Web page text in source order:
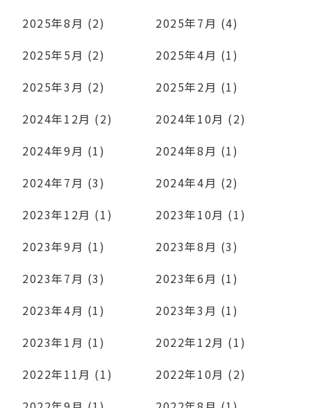
2025年8月 (2)
2025年7月 (4)
2025年5月 (2)
2025年4月 (1)
2025年3月 (2)
2025年2月 (1)
2024年12月 (2)
2024年10月 (2)
2024年9月 (1)
2024年8月 (1)
2024年7月 (3)
2024年4月 (2)
2023年12月 (1)
2023年10月 (1)
2023年9月 (1)
2023年8月 (3)
2023年7月 (3)
2023年6月 (1)
2023年4月 (1)
2023年3月 (1)
2023年1月 (1)
2022年12月 (1)
2022年11月 (1)
2022年10月 (2)